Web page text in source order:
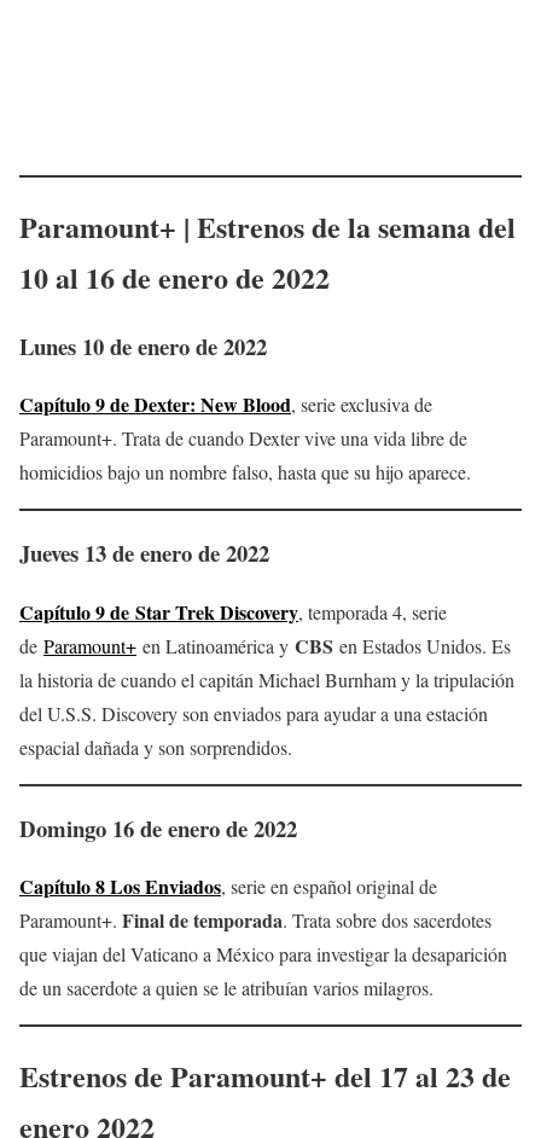
Paramount+ | Estrenos de la semana del
10 al 16 de enerode 2022
Lunes 10 de enero de 2022
Capítulo 9 de Dexter: New Blood, serie exclusiva de
Paramount+. Trata de cuando Dexter vive una vida libre de
homicidios bajo un nombre falso, hasta que su hijo aparece.
Jueves 13 de enero de 2022
Capítulo 9 de Star Trek Discovery, temporada 4, serie
de Paramount+ en Latinoamérica y CBS en Estados Unidos. Es
la historia de cuando el capitán Michael Burnham y la tripulación
del U.S.S. Discovery son enviados para ayudar a una estación
espacial dañada y son sorprendidos.
Domingo 16 de enero de 2022
Capítulo 8 Los Enviados, serie en español original de
Paramount+. Final de temporada. Trata sobre dos sacerdotes
que viajan del Vaticano a México para investigar la desaparición
de un sacerdote a quien se le atribuían varios milagros.
Estrenos de Paramount+ del 17 al 23 de
enero2022